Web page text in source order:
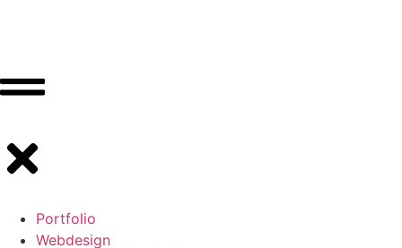
Portfolio
Webdesign